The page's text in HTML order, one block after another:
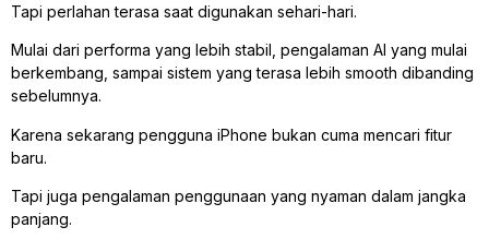
Tapi perlahan terasa saat digunakan sehari-hari.
Mulai dari performa yang lebih stabil, pengalaman AI yang mulai
berkembang, sampai sistem yang terasa lebih smooth dibanding
sebelumnya.
Karena sekarang pengguna iPhone bukan cuma mencari fitur
baru.
Tapi juga pengalaman penggunaan yang nyaman dalam jangka
panjang.